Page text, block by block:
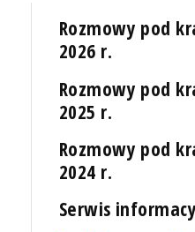
Rozmowy pod
2026 r.
Rozmowy pod
2025 r.
Rozmowy pod
2024 r.
Serwis